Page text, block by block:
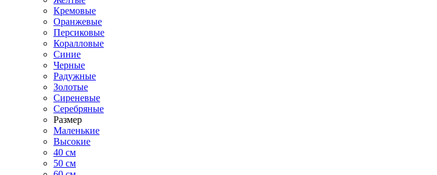
Кремовые
Оранжевые
Персиковые
Коралловые
Синие
Черные
Радужные
Золотые
Сиреневые
Серебряные
Размер
Маленькие
Высокие
40 см
50 см